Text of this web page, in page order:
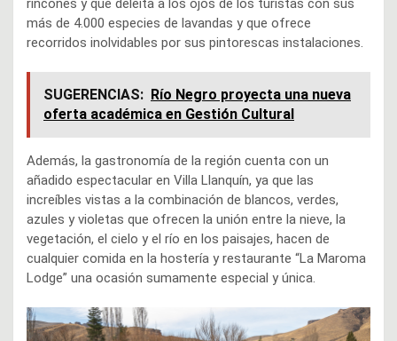
rincones y que deleita a los ojos de los turistas con sus
más de 4.000 especies de lavandas y que ofrece
recorridos inolvidables por sus pintorescas instalaciones.
SUGERENCIAS: Río Negro proyecta una nueva
oferta académica en Gestión Cultural
Además, la gastronomía de la región cuenta con un
añadido espectacular en Villa Llanquín, ya que las
increíbles vistas a la combinación de blancos, verdes,
azules y violetas que ofrecen la unión entre la nieve, la
vegetación, el cielo y el río en los paisajes, hacen de
cualquier comida en la hostería y restaurante “La Maroma
Lodge” una ocasión sumamente especial y única.